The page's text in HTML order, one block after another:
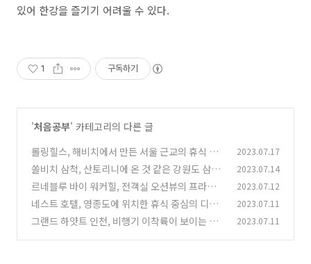
있어 한강을 즐기기 어려울 수 있다.
1 구독하기
'처음공부' 카테고리의 다른 글
롤링힐스, 해비치에서 만든 서울 근교의 휴식 호
텔
(0)
2023.07.17
쏠비치 삼척, 산토리니에 온 것 같은 강원도 삼척
종합 리조트 (0)
2023.07.14
르네블루 바이 워커힐, 전객실 오션뷰의 프라이
빗한 휴식
(0)
2023.07.12
네스트 호텔, 영종도에 위치한 휴식 중심의 디자
인호텔
(1)
2023.07.11
그랜드 하얏트 인천, 비행기 이착륙이 보이는 공
2023.07.11